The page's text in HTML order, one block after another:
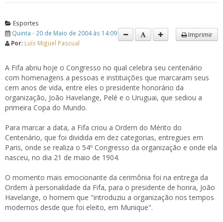
Esportes
Quinta - 20 de Maio de 2004 às 14:09
Por: Luís Miguel Pascual
Imprimir
A Fifa abriu hoje o Congresso no qual celebra seu centenário
com homenagens a pessoas e instituições que marcaram seus
cem anos de vida, entre eles o presidente honorário da
organização, João Havelange, Pelé e o Uruguai, que sediou a
primeira Copa do Mundo.
Para marcar a data, a Fifa criou a Ordem do Mérito do
Centenário, que foi dividida em dez categorias, entregues em
Paris, onde se realiza o 54º Congresso da organização e onde ela
nasceu, no dia 21 de maio de 1904.
O momento mais emocionante da cerimônia foi na entrega da
Ordem à personalidade da Fifa, para o presidente de honra, João
Havelange, o homem que "introduziu a organização nos tempos
modernos desde que foi eleito, em Munique".